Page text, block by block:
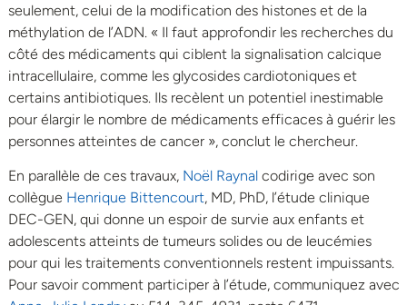
seulement, celui de la modification des histones et de la
méthylation de l’ADN. « Il faut approfondir les recherches du
côté des médicaments qui ciblent la signalisation calcique
intracellulaire, comme les glycosides cardiotoniques et
certains antibiotiques. Ils recèlent un potentiel inestimable
pour élargir le nombre de médicaments efficaces à guérir les
personnes atteintes de cancer », conclut le chercheur.
En parallèle de ces travaux, Noël Raynal codirige avec son
collègue Henrique Bittencourt, MD, PhD, l’étude clinique
DEC-GEN, qui donne un espoir de survie aux enfants et
adolescents atteints de tumeurs solides ou de leucémies
pour qui les traitements conventionnels restent impuissants.
Pour savoir comment participer à l’étude, communiquez avec